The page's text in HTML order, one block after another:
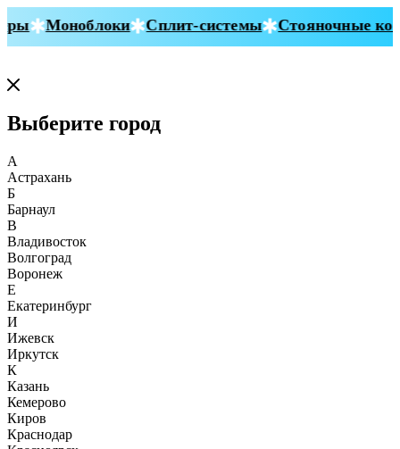
Моноблоки Сплит-системы Стояночные
Выберите город
А
Астрахань
Б
Барнаул
В
Владивосток
Волгоград
Воронеж
Е
Екатеринбург
И
Ижевск
Иркутск
К
Казань
Кемерово
Киров
Краснодар